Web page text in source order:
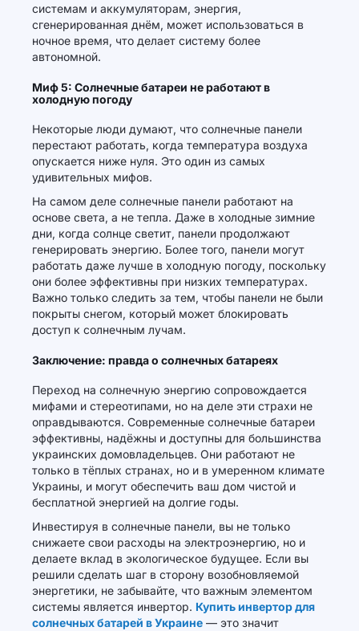
системам и аккумуляторам, энергия,
сгенерированная днём, может использоваться в
ночное время, что делает систему более
автономной.
Миф 5: Солнечные батареи не работают в
холодную погоду
Некоторые люди думают, что солнечные панели
перестают работать, когда температура воздуха
опускается ниже нуля. Это один из самых
удивительных мифов.
На самом деле солнечные панели работают на
основе света, а не тепла. Даже в холодные зимние
дни, когда солнце светит, панели продолжают
генерировать энергию. Более того, панели могут
работать даже лучше в холодную погоду, поскольку
они более эффективны при низких температурах.
Важно только следить за тем, чтобы панели не были
покрыты снегом, который может блокировать
доступ к солнечным лучам.
Заключение: правда о солнечных батареях
Переход на солнечную энергию сопровождается
мифами и стереотипами, но на деле эти страхи не
оправдываются. Современные солнечные батареи
эффективны, надёжны и доступны для большинства
украинских домовладельцев. Они работают не
только в тёплых странах, но и в умеренном климате
Украины, и могут обеспечить ваш дом чистой и
бесплатной энергией на долгие годы.
Инвестируя в солнечные панели, вы не только
снижаете свои расходы на электроэнергию, но и
делаете вклад в экологическое будущее. Если вы
решили сделать шаг в сторону возобновляемой
энергетики, не забывайте, что важным элементом
системы является инвертор. Купить инвертор для
солнечных батарей в Украине — это значит